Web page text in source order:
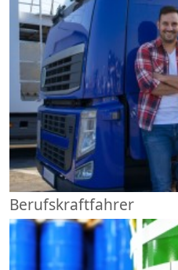
Berufskraftfahrer